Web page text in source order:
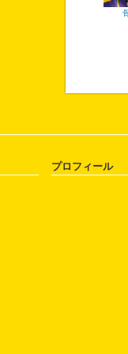
プロフィール